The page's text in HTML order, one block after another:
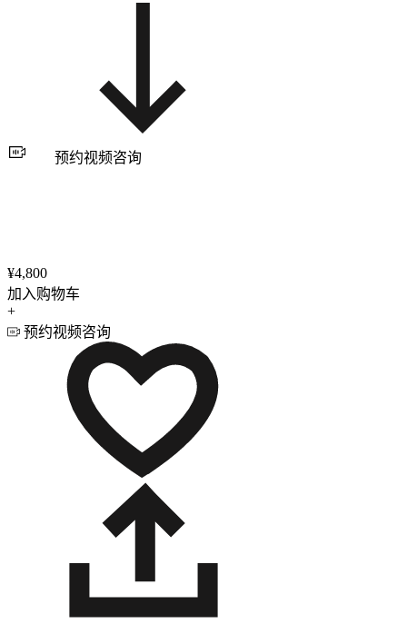
预约视频咨询
¥4,800
加入购物车
+
预约视频咨询